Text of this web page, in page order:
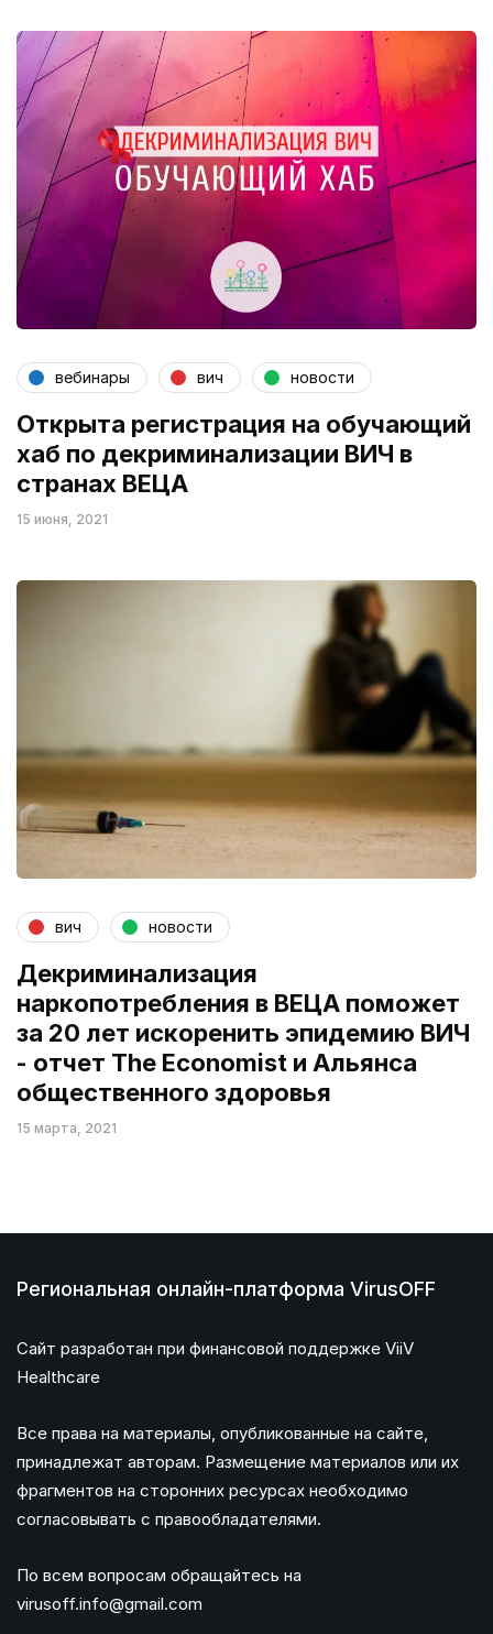
вебинары вич новости
Открыта регистрация на обучающий
хаб по декриминализации ВИЧ в
странах ВЕЦА
15 июня, 2021
вич новости
Декриминализация
наркопотребления в ВЕЦА поможет
за 20 лет искоренить эпидемию ВИЧ
- отчет The Economist и Альянса
общественного здоровья
15 марта, 2021
Региональная онлайн-платформа VirusOFF
Сайт разработан при финансовой поддержке ViiV
Healthcare
Все права на материалы, опубликованные на сайте,
принадлежат авторам. Размещение материалов или их
фрагментов на сторонних ресурсах необходимо
согласовывать с правообладателями.
По всем вопросам обращайтесь на
virusoff.info@gmail.com